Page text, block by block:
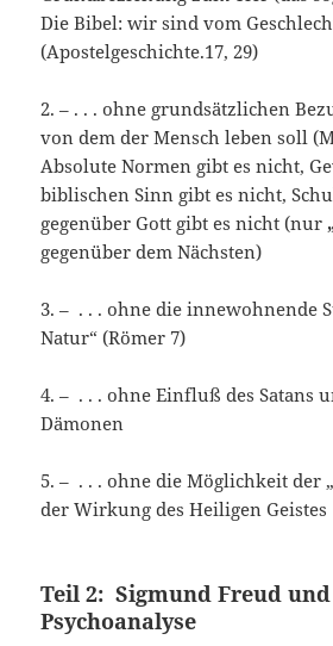
Die Bibel: wir sind vom
(Apostelgeschichte.17, 29)
2. – . . . ohne grundsätzlichen
von dem der Mensch leben soll
Absolute Normen gibt es nicht,
biblischen Sinn gibt es nicht,
gegenüber Gott gibt es nicht (nur
gegenüber dem Nächsten)
3. – . . . ohne die innewohnende
Natur“ (Römer 7)
4. – . . . ohne Einfluß des Satans
Dämonen
5. – . . . ohne die Möglichkeit der
der Wirkung des Heiligen Geistes
Teil 2: Sigmund Freud
Psychoanalyse